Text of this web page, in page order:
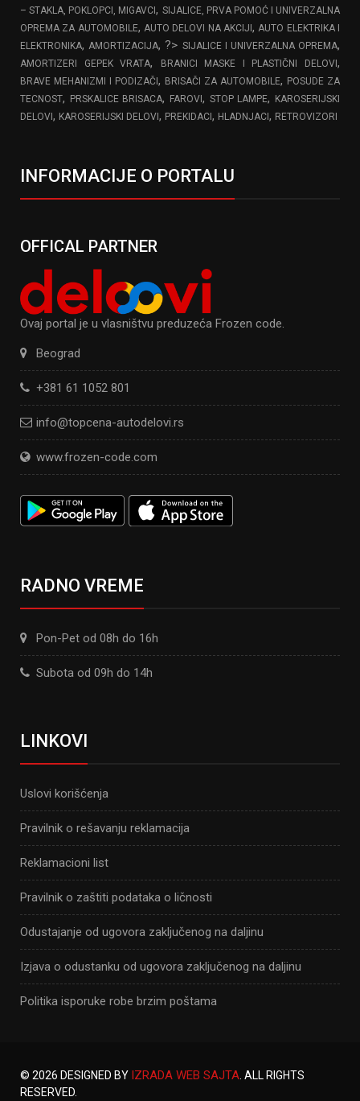
– STAKLA, POKLOPCI, MIGAVCI, SIJALICE, PRVA POMOĆ I UNIVERZALNA
OPREMA ZA AUTOMOBILE, AUTO DELOVI NA AKCIJI, AUTO ELEKTRIKA I
ELEKTRONIKA, AMORTIZACIJA, ?> SIJALICE I UNIVERZALNA OPREMA,
AMORTIZERI GEPEK VRATA, BRANICI MASKE I PLASTIČNI DELOVI,
BRAVE MEHANIZMI I PODIZAČI, BRISAČI ZA AUTOMOBILE, POSUDE ZA
TECNOST, PRSKALICE BRISACA, FAROVI, STOP LAMPE, KAROSERIJSKI
DELOVI, KAROSERIJSKI DELOVI, PREKIDACI, HLADNJACI, RETROVIZORI
INFORMACIJE O PORTALU
OFFICAL PARTNER
Ovaj portal je u vlasništvu preduzeća Frozen code.
Beograd
+381 61 1052 801
info@topcena-autodelovi.rs
www.frozen-code.com
RADNO VREME
Pon-Pet od 08h do 16h
Subota od 09h do 14h
LINKOVI
Uslovi korišćenja
Pravilnik o rešavanju reklamacija
Reklamacioni list
Pravilnik o zaštiti podataka o ličnosti
Odustajanje od ugovora zaključenog na daljinu
Izjava o odustanku od ugovora zaključenog na daljinu
Politika isporuke robe brzim poštama
© 2026 DESIGNED BY IZRADA WEB SAJTA . ALL RIGHTS
RESERVED.